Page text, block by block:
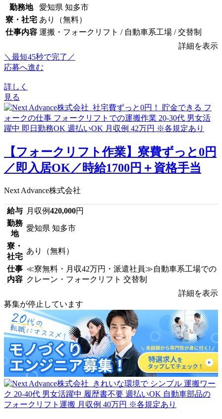
勤務地
愛知県 知多市
寮・社宅 あり（無料）
仕事内容 運搬・フォークリフト / 自動車系工場 / 交替制
詳細を表示
＼最短45秒で完了／
応募へ進む
詳しく
見る
【フォークリフト作業】寮費ずっと0円
／即入居OK／時給1700円＋資格手当
Next Advance株式会社
給与 月収例420,000円
勤務
地
愛知県 知多市
寮・
社宅
あり（無料）
仕事
内容
≪寮無料・月収42万円・派遣社員≫自動車系工場での
クレーン・フォークリフト 交替制
詳細を表示
募集が停止しています